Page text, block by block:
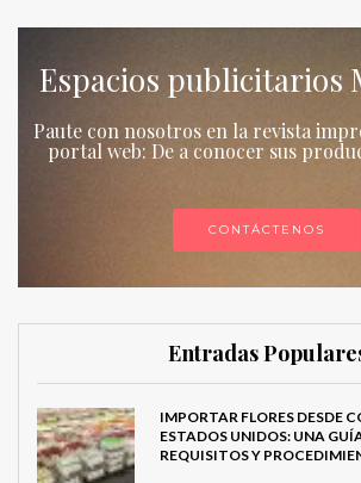
Espacios publicitarios
Paute con nosotros en la revista
portal web: De a conocer sus
CONTÁCTENOS
Entradas
IMPORTAR FLORES DESDE
ESTADOS UNIDOS: UNA
REQUISITOS Y